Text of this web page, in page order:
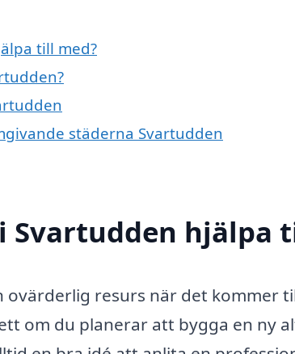
till med?
städerna Svartudden
Svartudden hjälpa
ovärderlig resurs när det kommer
om du planerar att bygga en ny